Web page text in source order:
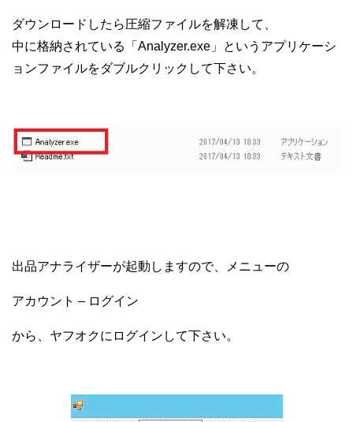
ダウンロードしたら圧縮ファイルを解凍して、
中に格納されている「Analyzer.exe」というアプリケーシ
ョンファイルをダブルクリックして下さい。
出品アナライザーが起動しますので、メニューの
アカウント – ログイン
から、ヤフオクにログインして下さい。